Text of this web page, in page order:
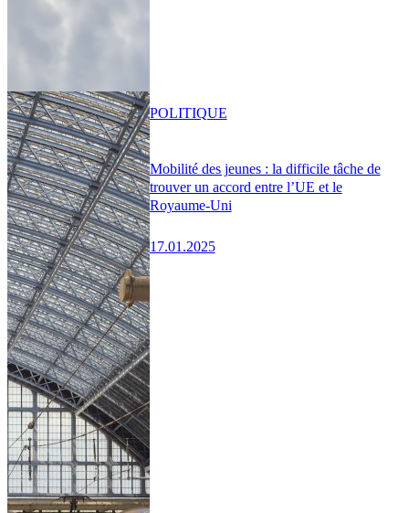
Mobilité des jeunes : la difficile tâche de
trouver un accord entre l’UE et le
Royaume-Uni
17.01.2025
POLITIQUE